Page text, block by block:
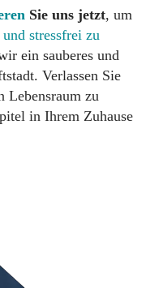
Sie uns jetzt, um
stressfrei zu
ein sauberes und
Verlassen Sie
Lebensraum zu
in Ihrem Zuhause